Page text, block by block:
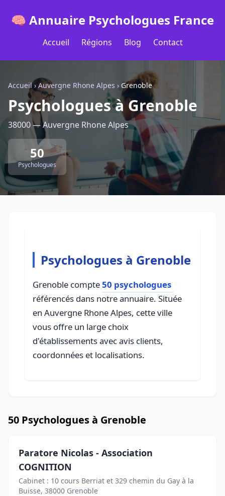
🧠 Annuaire Psychologues France
Accueil Régions Blog Contact
Accueil› Auvergne Rhone Alpes ›Grenoble
Psychologues à Grenoble
38000 — Auvergne Rhone Alpes
50
Psychologues
Psychologues à Grenoble
Grenoble compte50 psychologues
référencés dans notre annuaire. Située
en Auvergne Rhone Alpes, cette ville
vous offre un large choix
d'établissements avec avis clients,
coordonnées et localisations.
50 Psychologues à Grenoble
Paratore Nicolas - Association
COGNITION
Cabinet : 10 cours Berriat et 329 chemin du Gay à la
Buisse, 38000 Grenoble